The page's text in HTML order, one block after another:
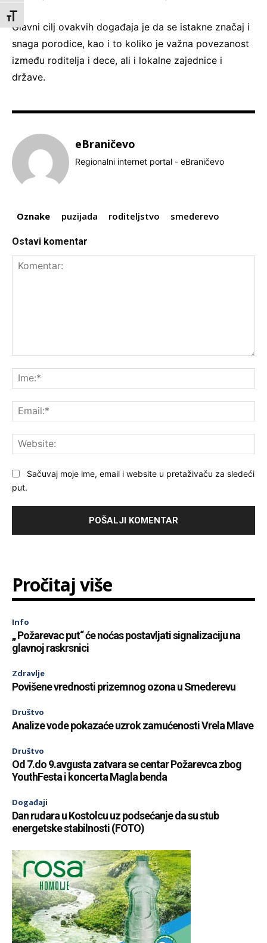
Toggle Font size
Glavni cilj ovakvih događaja je da se istakne značaj i
snaga porodice, kao i to koliko je važna povezanost
između roditelja i dece, ali i lokalne zajednice i
države.
eBraničevo
Regionalni internet portal - eBraničevo
Oznake puzijada roditeljstvo smederevo
Ostavi komentar
Sačuvaj moje ime, email i website u pretaživaču za sledeći
put.
Pročitaj više
Info
„ Požarevac put“ će noćas postavljati signalizaciju na
glavnoj raskrsnici
Zdravlje
Povišene vrednosti prizemnog ozona u Smederevu
Društvo
Analize vode pokazaće uzrok zamućenosti Vrela Mlave
Društvo
Od 7.do 9.avgusta zatvara se centar Požarevca zbog
YouthFesta i koncerta Magla benda
Događaji
Dan rudara u Kostolcu uz podsećanje da su stub
energetske stabilnosti (FOTO)